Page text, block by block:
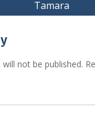
Tamara
not be published.